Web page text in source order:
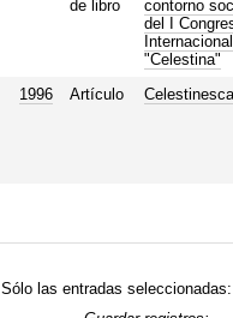
de libro
contorno
del I
"Celestina"
1996 Artículo Celestinesca
Sólo las entradas seleccionadas: